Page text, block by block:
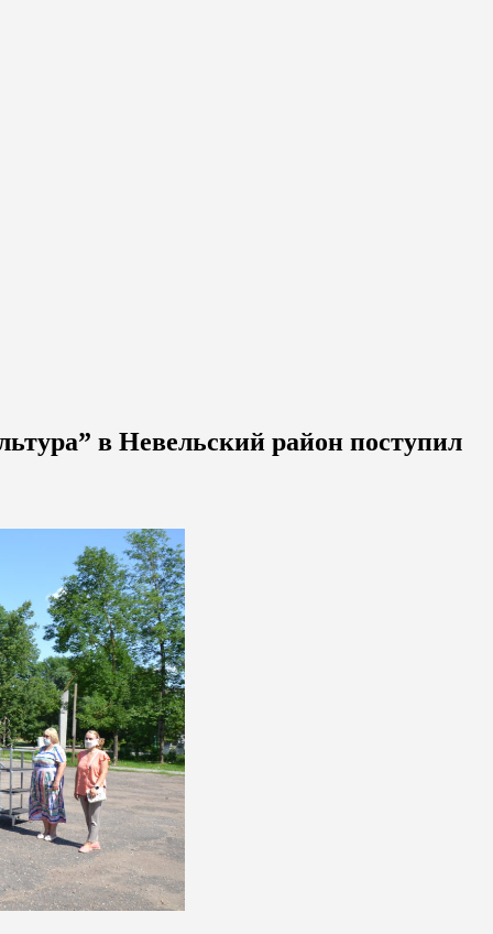
в Невельский район поступил